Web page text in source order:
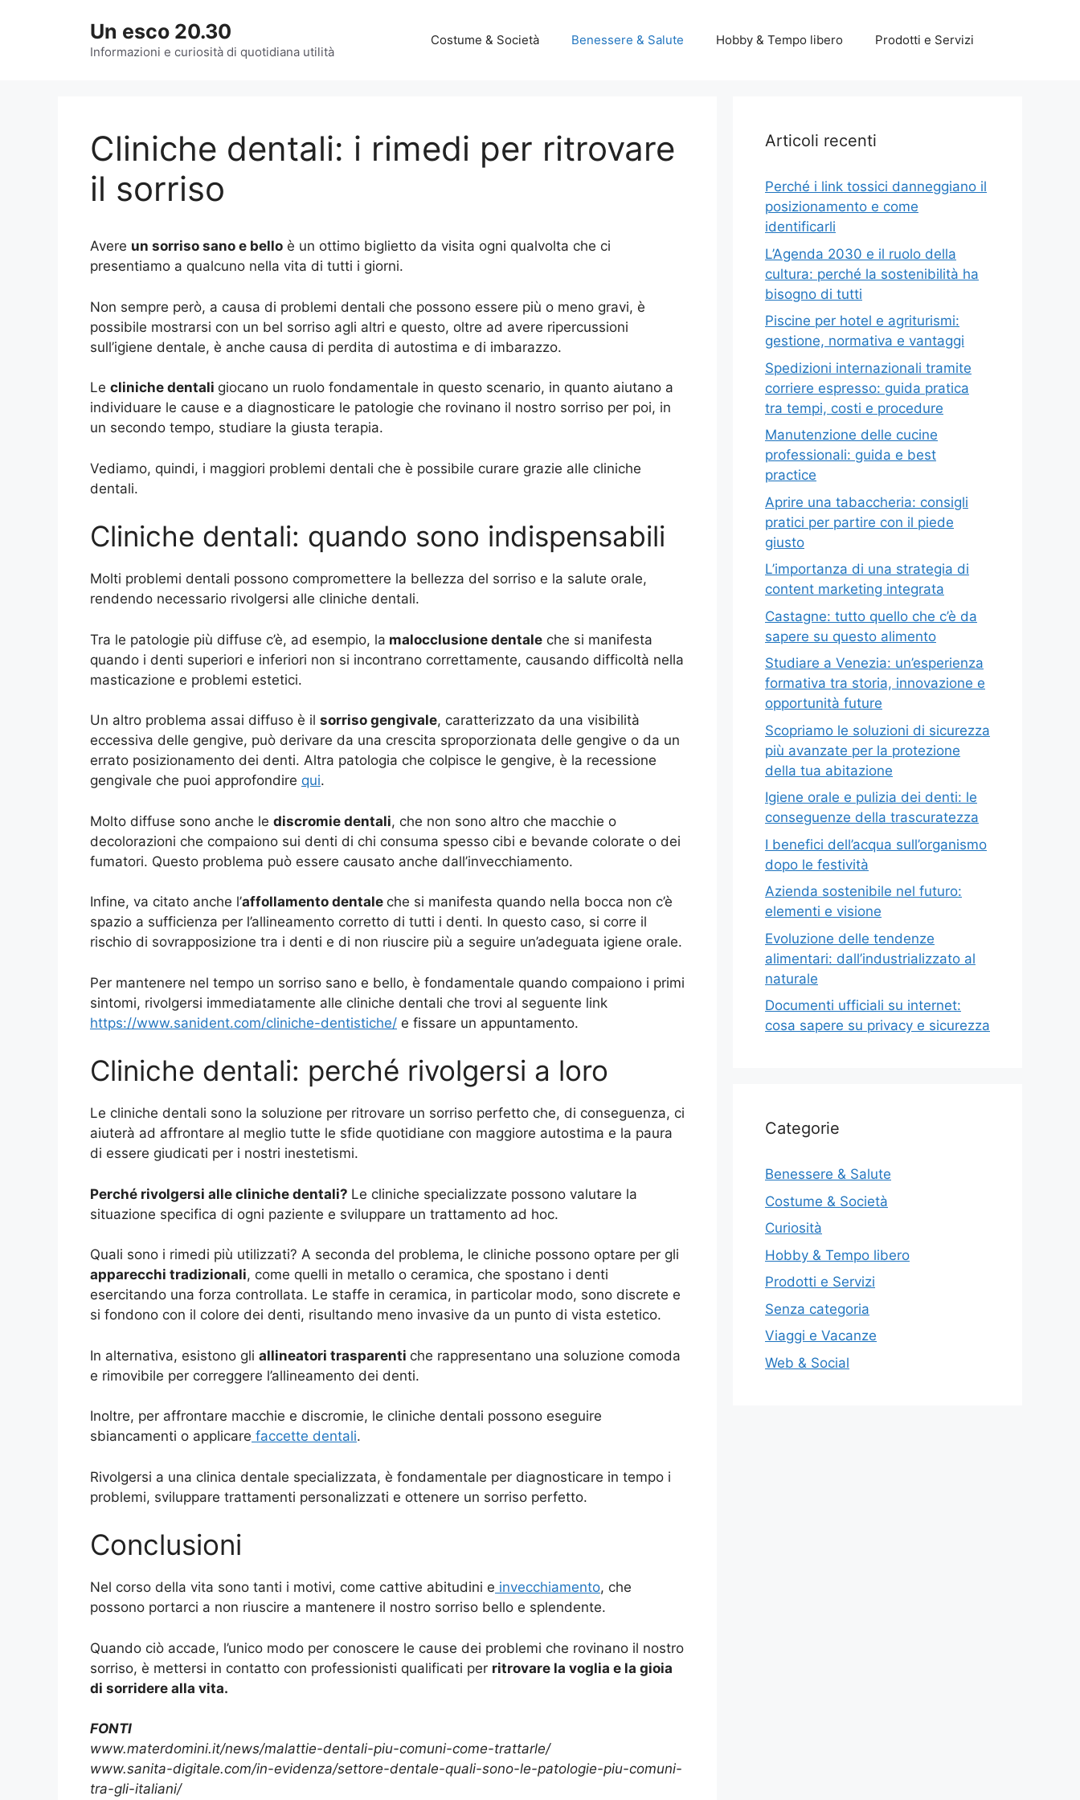
Un esco 20.30
Informazioni e curiosità di quotidiana utilità
Costume & Società Benessere & Salute Hobby & Tempo libero Prodotti e Servizi
Cliniche dentali: i rimedi per ritrovare
il sorriso
Avere un sorriso sano e bello è un ottimo biglietto da visita ogni qualvolta che ci
presentiamo a qualcuno nella vita di tutti i giorni.
Non sempre però, a causa di problemi dentali che possono essere più o meno gravi, è
possibile mostrarsi con un bel sorriso agli altri e questo, oltre ad avere ripercussioni
sull’igiene dentale, è anche causa di perdita di autostima e di imbarazzo.
Le cliniche dentali giocano un ruolo fondamentale in questo scenario, in quanto aiutano a
individuare le cause e a diagnosticare le patologie che rovinano il nostro sorriso per poi, in
un secondo tempo, studiare la giusta terapia.
Vediamo, quindi, i maggiori problemi dentali che è possibile curare grazie alle cliniche
dentali.
Cliniche dentali: quando sono indispensabili
Molti problemi dentali possono compromettere la bellezza del sorriso e la salute orale,
rendendo necessario rivolgersi alle cliniche dentali.
Tra le patologie più diffuse c’è, ad esempio, la malocclusione dentale che si manifesta
quando i denti superiori e inferiori non si incontrano correttamente, causando difficoltà nella
masticazione e problemi estetici.
Un altro problema assai diffuso è il sorriso gengivale, caratterizzato da una visibilità
eccessiva delle gengive, può derivare da una crescita sproporzionata delle gengive o da un
errato posizionamento dei denti. Altra patologia che colpisce le gengive, è la recessione
gengivale che puoi approfondire qui.
Molto diffuse sono anche le discromie dentali, che non sono altro che macchie o
decolorazioni che compaiono sui denti di chi consuma spesso cibi e bevande colorate o dei
fumatori. Questo problema può essere causato anche dall’invecchiamento.
Infine, va citato anche l’affollamento dentale che si manifesta quando nella bocca non c’è
spazio a sufficienza per l’allineamento corretto di tutti i denti. In questo caso, si corre il
rischio di sovrapposizione tra i denti e di non riuscire più a seguire un’adeguata igiene orale.
Per mantenere nel tempo un sorriso sano e bello, è fondamentale quando compaiono i primi
sintomi, rivolgersi immediatamente alle cliniche dentali che trovi al seguente link
https://www.sanident.com/cliniche-dentistiche/ e fissare un appuntamento.
Cliniche dentali: perché rivolgersi a loro
Le cliniche dentali sono la soluzione per ritrovare un sorriso perfetto che, di conseguenza, ci
aiuterà ad affrontare al meglio tutte le sfide quotidiane con maggiore autostima e la paura
di essere giudicati per i nostri inestetismi.
Perché rivolgersi alle cliniche dentali? Le cliniche specializzate possono valutare la
situazione specifica di ogni paziente e sviluppare un trattamento ad hoc.
Quali sono i rimedi più utilizzati? A seconda del problema, le cliniche possono optare per gli
apparecchi tradizionali, come quelli in metallo o ceramica, che spostano i denti
esercitando una forza controllata. Le staffe in ceramica, in particolar modo, sono discrete e
si fondono con il colore dei denti, risultando meno invasive da un punto di vista estetico.
In alternativa, esistono gli allineatori trasparenti che rappresentano una soluzione comoda
e rimovibile per correggere l’allineamento dei denti.
Inoltre, per affrontare macchie e discromie, le cliniche dentali possono eseguire
sbiancamenti o applicare faccette dentali.
Rivolgersi a una clinica dentale specializzata, è fondamentale per diagnosticare in tempo i
problemi, sviluppare trattamenti personalizzati e ottenere un sorriso perfetto.
Conclusioni
Nel corso della vita sono tanti i motivi, come cattive abitudini e invecchiamento, che
possono portarci a non riuscire a mantenere il nostro sorriso bello e splendente.
Quando ciò accade, l’unico modo per conoscere le cause dei problemi che rovinano il nostro
sorriso, è mettersi in contatto con professionisti qualificati per ritrovare la voglia e la gioia
di sorridere alla vita.
FONTI
www.materdomini.it/news/malattie-dentali-piu-comuni-come-trattarle/
www.sanita-digitale.com/in-evidenza/settore-dentale-quali-sono-le-patologie-piu-comuni-
tra-gli-italiani/
Articoli recenti
Perché i link tossici danneggiano il
posizionamento e come
identificarli
L’Agenda 2030 e il ruolo della
cultura: perché la sostenibilità ha
bisogno di tutti
Piscine per hotel e agriturismi:
gestione, normativa e vantaggi
Spedizioni internazionali tramite
corriere espresso: guida pratica
tra tempi, costi e procedure
Manutenzione delle cucine
professionali: guida e best
practice
Aprire una tabaccheria: consigli
pratici per partire con il piede
giusto
L’importanza di una strategia di
content marketing integrata
Castagne: tutto quello che c’è da
sapere su questo alimento
Studiare a Venezia: un’esperienza
formativa tra storia, innovazione e
opportunità future
Scopriamo le soluzioni di sicurezza
più avanzate per la protezione
della tua abitazione
Igiene orale e pulizia dei denti: le
conseguenze della trascuratezza
I benefici dell’acqua sull’organismo
dopo le festività
Azienda sostenibile nel futuro:
elementi e visione
Evoluzione delle tendenze
alimentari: dall’industrializzato al
naturale
Documenti ufficiali su internet:
cosa sapere su privacy e sicurezza
Categorie
Benessere & Salute
Costume & Società
Curiosità
Hobby & Tempo libero
Prodotti e Servizi
Senza categoria
Viaggi e Vacanze
Web & Social